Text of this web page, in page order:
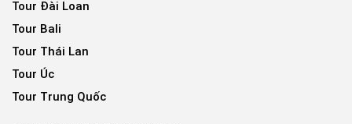
Tour Đài Loan
Tour Bali
Tour Thái Lan
Tour Úc
Tour Trung Quốc